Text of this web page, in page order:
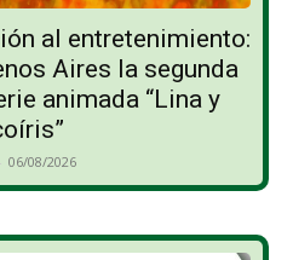
al entretenimiento:
Aires la segunda
animada “Lina y
- 06/08/2026